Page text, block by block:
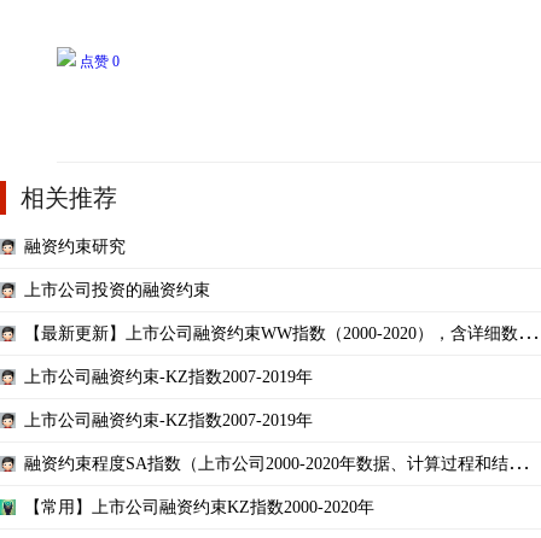
点赞 0
相关推荐
融资约束研究
上市公司投资的融资约束
【最新更新】上市公司融资约束WW指数（2000-2020），含详细数据
上市公司融资约束-KZ指数2007-2019年
上市公司融资约束-KZ指数2007-2019年
融资约束程度SA指数（上市公司2000-2020年数据、计算过程和结
【常用】上市公司融资约束KZ指数2000-2020年